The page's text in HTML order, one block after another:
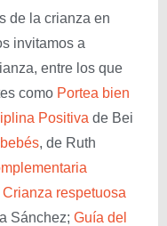
de la crianza en
invitamos a
entre los que
como Portea bien
Positiva de Bei
, de Ruth
Crianza respetuosa
Sánchez; Guía del